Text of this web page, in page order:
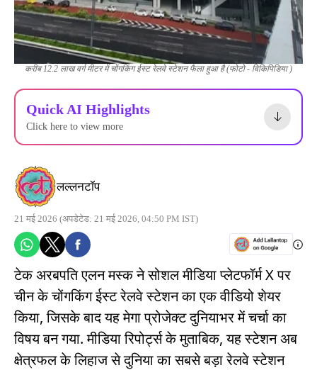
करीब 12.2 लाख वर्ग मीटर में चोंगकिंग ईस्ट रेलवे स्टेशन फैला हुआ है (फोटो - विकिपिडिया )
Quick AI Highlights
Click here to view more
लल्लनटॉप
21 मई 2026 (अपडेटेड: 21 मई 2026, 04:50 PM IST)
टेक अरबपति एलन मस्क ने सोशल मीडिया प्लेटफॉर्म X पर
चीन के चोंगकिंग ईस्ट रेलवे स्टेशन का एक वीडियो शेयर
किया, जिसके बाद यह मेगा प्रोजेक्ट दुनियाभर में चर्चा का
विषय बन गया. मीडिया रिपोर्ट्स के मुताबिक, यह स्टेशन अब
क्षेत्रफल के लिहाज से दुनिया का सबसे बड़ा रेलवे स्टेशन